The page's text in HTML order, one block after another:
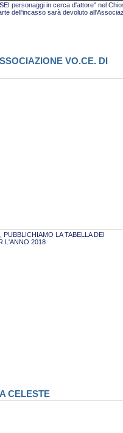
personaggi in cerca d'attore" nel
dell'incasso sarà devoluto
VO.CE. DI
LA TABELLA DEI
L'ANNO 2018
CELESTE